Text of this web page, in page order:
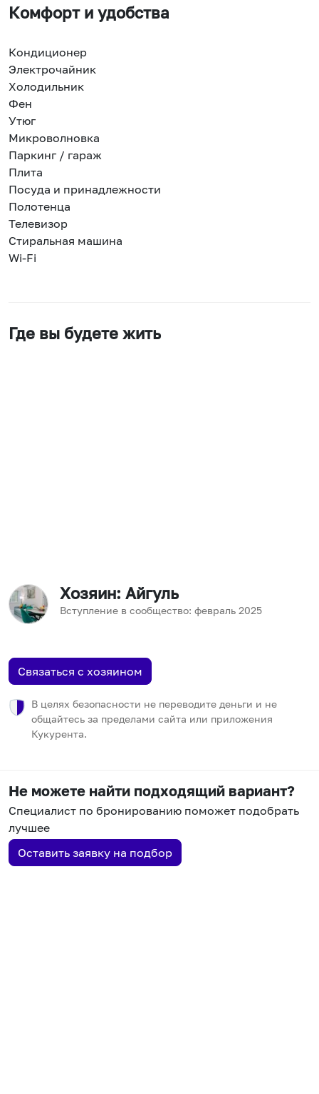
Комфорт и удобства
Кондиционер
Электрочайник
Холодильник
Фен
Утюг
Микроволновка
Паркинг / гараж
Плита
Посуда и принадлежности
Полотенца
Телевизор
Стиральная машина
Wi-Fi
Где вы будете жить
Хозяин: Айгуль
Вступление в сообщество: февраль 2025
Связаться с хозяином
В целях безопасности не переводите деньги и не
общайтесь за пределами сайта или приложения
Кукурента.
Не можете найти подходящий вариант?
Специалист по бронированию поможет подобрать
лучшее
Оставить заявку на подбор